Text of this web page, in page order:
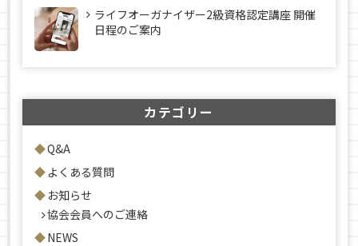
ライフオーガナイザー2級資格認定講座 開催
日程のご案内
カテゴリー
Q&A
よくある質問
お知らせ
協会会員へのご連絡
NEWS